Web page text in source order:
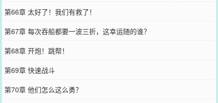
第66章 太好了！我们有救了！
第67章 每次吞船都要一波三折，这幸运随的谁？
第68章 开炮！跳帮！
第69章 快速战斗
第70章 他们怎么这么勇？